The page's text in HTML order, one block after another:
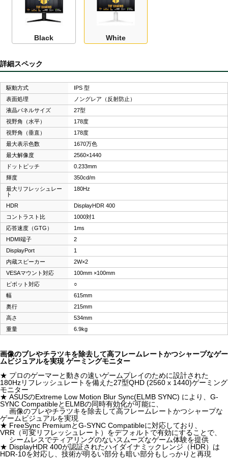
Black White
詳細スペック
駆動方式
IPS 型
表面処理
ノングレア（反射防止）
液晶パネルサイズ
27型
視野角（水平）
178度
視野角（垂直）
178度
最大表示色数
1670万色
最大解像度
2560×1440
ドットピッチ
0.233mm
輝度
350cd/m
最大リフレッシュレー
ト
180Hz
HDR
DisplayHDR 400
コントラスト比
1000対1
応答速度（GTG）
1ms
HDMI端子
2
DisplayPort
1
内蔵スピーカー
2W×2
VESAマウント対応
100mm ×100mm
ピボット対応
○
幅
615mm
奥行
215mm
高さ
534mm
重量
6.9kg
画像のブレやチラツキを除去して高フレームレートかつシャープなゲー
ムビジュアルを実現 ゲーミングモニター
★ プロのゲーマーと動きの速いゲームプレイのために設計された
180Hzリフレッシュレートを備えた27型QHD (2560 x 1440)ゲーミング
モニター
★ ASUSのExtreme Low Motion Blur Sync(ELMB SYNC) により、G-
SYNC CompatibleとELMBの同時有効化が可能に、
画像のブレやチラツキを除去して高フレームレートかつシャープな
ゲームビジュアルを実現
★ FreeSync PremiumとG-SYNC Compatibleに対応しており、
VRR（可変リフレッシュレート）をデフォルトで有効にすることで、
シームレスでティアリングのないスムーズなゲーム体験を提供
★ DisplayHDR 400が認証されたハイダイナミックレンジ（HDR）は
HDR-10を対応し、技術が明るい部分も暗い部分もしっかりと再現